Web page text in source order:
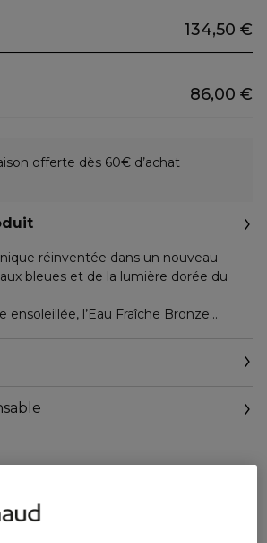
134,50 €
86,00 €
offerte dès 60€ d’achat
réinventée dans un nouveau
bleues et de la lumière dorée du
ensoleillée, l’Eau Fraîche Bronze
les senteurs de l'été et crée un